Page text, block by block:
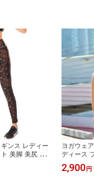
ンス レディー
美脚 美尻 フ
ーツウェア 10
ング スパッツ
ヨガウェ
ディース
プド ノン
グ ジョギ
2,900 円